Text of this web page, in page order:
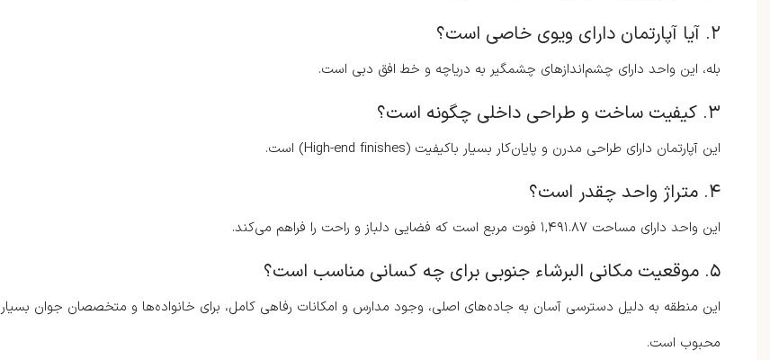
۲. آیا آپارتمان دارای ویوی خاصی است؟
بله، این واحد دارای چشم‌اندازهای چشمگیر به دریاچه و خط افق دبی است.
۳. کیفیت ساخت و طراحی داخلی چگونه است؟
این آپارتمان دارای طراحی مدرن و پایان‌کار بسیار باکیفیت (High-end finishes) است.
۴. متراژ واحد چقدر است؟
این واحد دارای مساحت ۱,۴۹۱.۸۷ فوت مربع است که فضایی دلباز و راحت را فراهم می‌کند.
۵. موقعیت مکانی البرشاء جنوبی برای چه کسانی مناسب است؟
این منطقه به دلیل دسترسی آسان به جاده‌های اصلی، وجود مدارس و امکانات رفاهی کامل، برای خانواده‌ها و متخصصان جوان بسیار
محبوب است.